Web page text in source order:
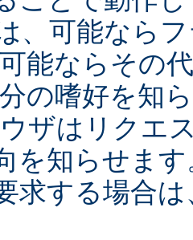
、可能なら
能ならその
の嗜好を知
ザはリクエ
を知らせま
求する場合